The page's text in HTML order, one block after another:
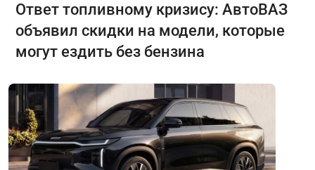
Ответ топливному кризису: АвтоВАЗ
объявил скидки на модели, которые
могут ездить без бензина